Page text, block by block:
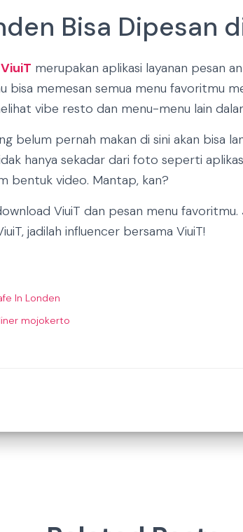
Bisa Dipesan
ViuiT merupakan aplikasi layanan pesan
bisa memesan semua menu favoritmu
vibe resto dan menu-menu lain
belum pernah makan di sini akan bisa
hanya sekadar dari foto seperti
bentuk video. Mantap, kan?
ViuiT dan pesan menu favoritmu.
jadilah influencer bersama ViuiT!
In Londen
mojokerto